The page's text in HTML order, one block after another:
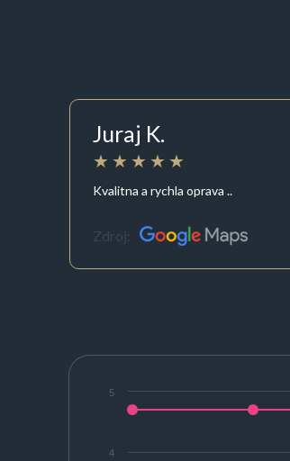
Juraj K.
Kvalitna a rychla oprava ..
Zdroj:
4
5